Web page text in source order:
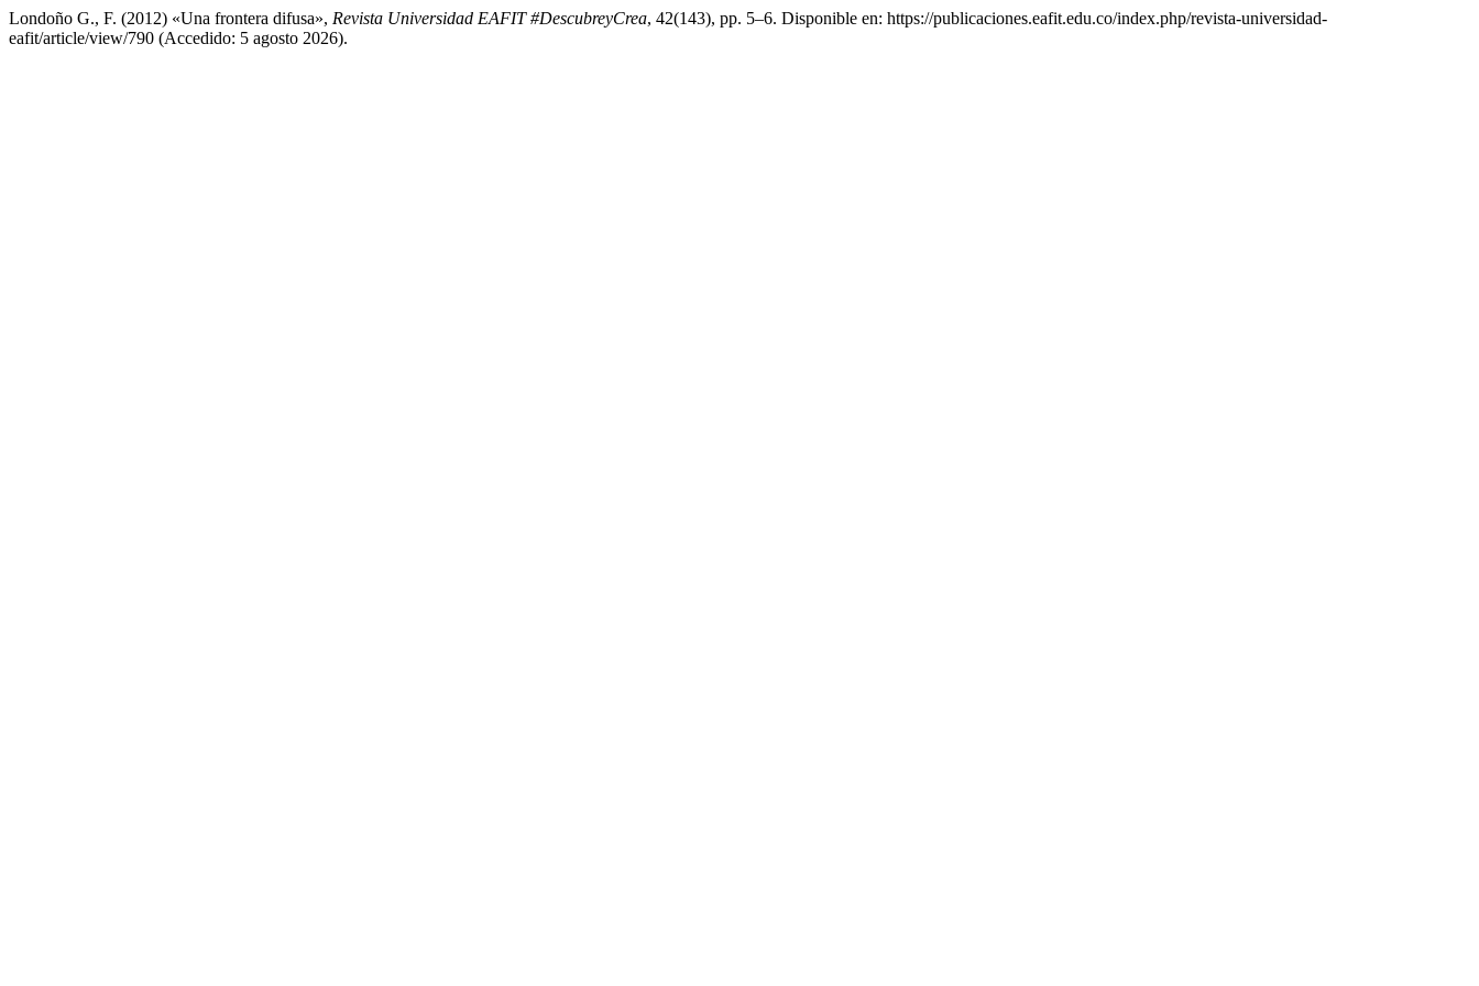
Londoño G., F. (2012) «Una frontera difusa», Revista Universidad EAFIT #DescubreyCrea, 42(143), pp. 5–6. Disponible en: https://publicaciones.eafit.edu.co/index.php/revista-universidad-
eafit/article/view/790 (Accedido: 5 agosto 2026).